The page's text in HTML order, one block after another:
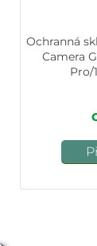
Ochranná
Camera
Pro/